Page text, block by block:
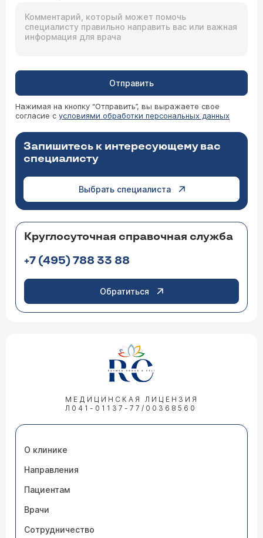
Отправить
Нажимая на кнопку “Отправить”, вы выражаете свое
согласие с условиями обработки персональных данных
Запишитесь к интересующему вас
специалисту
Выбрать специалиста
Круглосуточная справочная служба
+7 (495) 788 33 88
Обратиться
МЕДИЦИНСКАЯ ЛИЦЕНЗИЯ
Л041-01137-77/00368560
О клинике
Направления
Пациентам
Врачи
Сотрудничество